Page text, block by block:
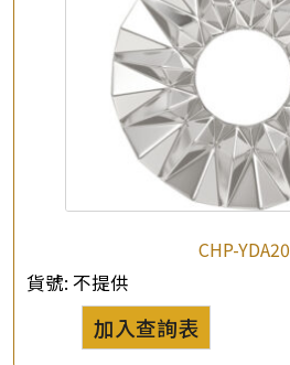
CHP-YDA20
貨號: 不提供
加入查詢表